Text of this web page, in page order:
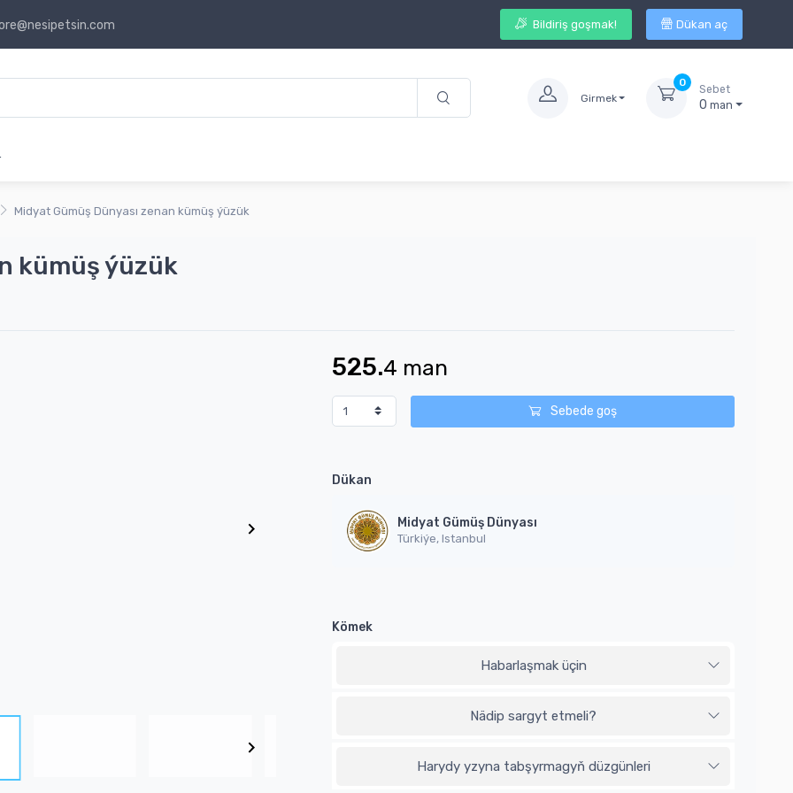
Bildiriş goşmak! Dükan aç
Girmek
0
Sebet
0man
Midyat Gümüş Dünyası zenan kümüş ýüzük
kümüş ýüzük
525.4 man
Sebede goş
Dükan
Midyat Gümüş Dünyası
Türkiýe, Istanbul
Kömek
Habarlaşmak üçin
Nädip sargyt etmeli?
Harydy yzyna tabşyrmagyň düzgünleri